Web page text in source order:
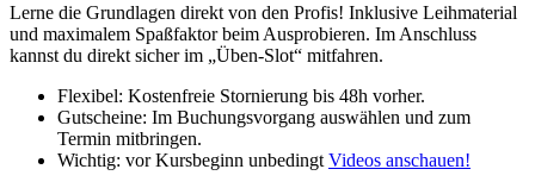
Lerne die Grundlagen direkt von den Profis! Inklusive Leihmaterial
und maximalem Spaßfaktor beim Ausprobieren. Im Anschluss
kannst du direkt sicher im „Üben-Slot“ mitfahren.
Flexibel: Kostenfreie Stornierung bis 48h vorher.
Gutscheine: Im Buchungsvorgang auswählen und zum
Termin mitbringen.
Wichtig: vor Kursbeginn unbedingt Videos anschauen!